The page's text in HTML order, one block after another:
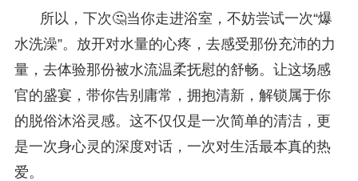
所以，下次🤔当你走进浴室，不妨尝试一次“爆
水洗澡”。放开对水量的心疼，去感受那份充沛的力
量，去体验那份被水流温柔抚慰的舒畅。让这场感
官的盛宴，带你告别庸常，拥抱清新，解锁属于你
的脱俗沐浴灵感。这不仅仅是一次简单的清洁，更
是一次身心灵的深度对话，一次对生活最本真的热
爱。